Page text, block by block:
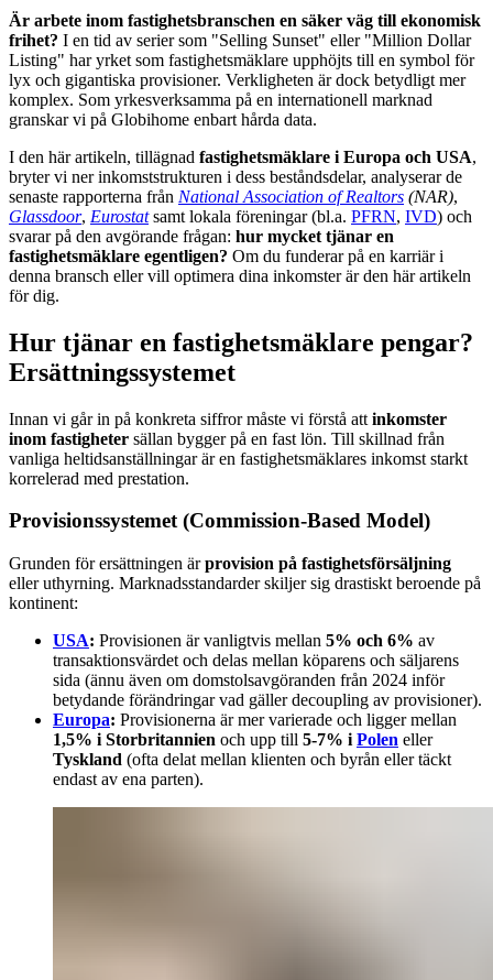
Är arbete inom fastighetsbranschen en säker väg till ekonomisk
frihet? I en tid av serier som "Selling Sunset" eller "Million Dollar
Listing" har yrket som fastighetsmäklare upphöjts till en symbol för
lyx och gigantiska provisioner. Verkligheten är dock betydligt mer
komplex. Som yrkesverksamma på en internationell marknad
granskar vi på Globihome enbart hårda data.
I den här artikeln, tillägnad fastighetsmäklare i Europa och USA,
bryter vi ner inkomststrukturen i dess beståndsdelar, analyserar de
senaste rapporterna från National Association of Realtors (NAR),
Glassdoor, Eurostatsamt lokala föreningar (bl.a. PFRN, IVD) och
svarar på den avgörande frågan: hur mycket tjänar en
fastighetsmäklare egentligen? Om du funderar på en karriär i
denna bransch eller vill optimera dina inkomster är den här artikeln
för dig.
Hur tjänar en fastighetsmäklare pengar?
Ersättningssystemet
Innan vi går in på konkreta siffror måste vi förstå att inkomster
inom fastigheter sällan bygger på en fast lön. Till skillnad från
vanliga heltidsanställningar är en fastighetsmäklares inkomst starkt
korrelerad med prestation.
Provisionssystemet (Commission-Based Model)
Grunden för ersättningen ärprovision på fastighetsförsäljning
eller uthyrning. Marknadsstandarder skiljer sig drastiskt beroende på
kontinent:
USA: Provisionen är vanligtvis mellan 5% och 6% av
transaktionsvärdet och delas mellan köparens och säljarens
sida (ännu även om domstolsavgöranden från 2024 inför
betydande förändringar vad gäller decoupling av provisioner).
Europa: Provisionerna är mer varierade och ligger mellan
1,5% i Storbritannien och upp till 5-7% i Polen eller
Tyskland (ofta delat mellan klienten och byrån eller täckt
endast av ena parten).